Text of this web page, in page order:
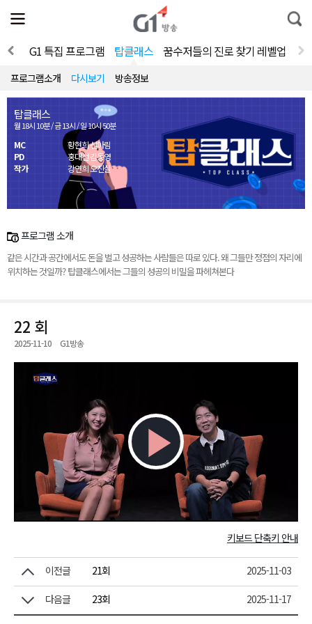
전
체
뉴
열
통
합
색
상 G1 특집 프로그램 탑클래스 꿈수저들의 진로 찾기 레벨업
프로그램소개 다시보기 방송정보
탑클래스
월 18시 10분 / 금 13시 / 일 10시 50분
MC
황현희 신아림
PD
홍대선 김동영
작가
강연희 오진실
프로그램 소개
같은 시간과 공간에서도 돈을 벌고 성공하는 사람들은 따로 있다. 왜 그들만 정점의 자리에
위치하는 것일까? 탑클래스에서는 그들의 성공의 비밀을 파헤쳐본다
22 회
2025-11-10 G1방송
Play
Video키보드 단축키 안내
이전글 21회 2025-11-03
다음글 23회 2025-11-17